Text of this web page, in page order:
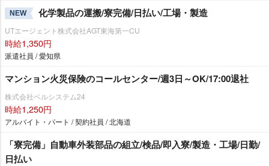
NEW 化学製品の運搬/寮完備/日払い/工場・製造
UTエージェント株式会社AGT東海第一CU
時給1,350円
派遣社員 / 愛知県
マンション火災保険のコールセンター/週3日～OK/17:00退社
株式会社ベルシステム24
時給1,250円
アルバイト・パート / 契約社員 / 北海道
「寮完備」自動車外装部品の組立/検品/即入寮/製造・工場/日勤/
日払い